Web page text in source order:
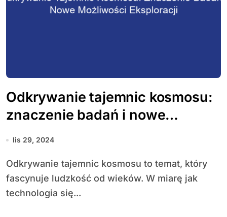
Odkrywanie tajemnic kosmosu:
znaczenie badań i nowe
możliwości eksploracji
lis 29, 2024
Odkrywanie tajemnic kosmosu to temat, który
fascynuje ludzkość od wieków. W miarę jak
technologia się...